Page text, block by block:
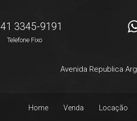
41 3345-9191
Telefone Fixo
Avenida Republica
Home Venda Locação